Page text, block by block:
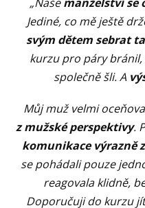
Jediné, co mě ještě
svým dětem sebrat
kurzu pro páry
společně šli. A
Můj muž velmi
z mužské perspektivy.
komunikace výrazně
se pohádali pouze
reagovala klidně,
Doporučuji do kurzu